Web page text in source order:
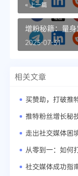
« 上一篇
增粉秘籍：量
2025-07-31
相关文章
买赞助，打破推
推特粉丝增长秘
走出社交媒体
从零到一：如
社交媒体成功指